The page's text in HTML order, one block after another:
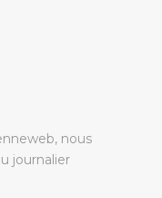
nous
journalier